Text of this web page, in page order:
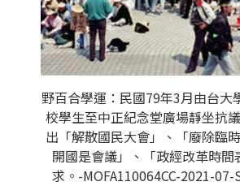
野百合學運：民國79年3月由台大
校學生至中正紀念堂廣場靜坐抗
出「解散國民大會」、「廢除臨
開國是會議」、「政經改革時間
求。-MOFA110064CC-2021-